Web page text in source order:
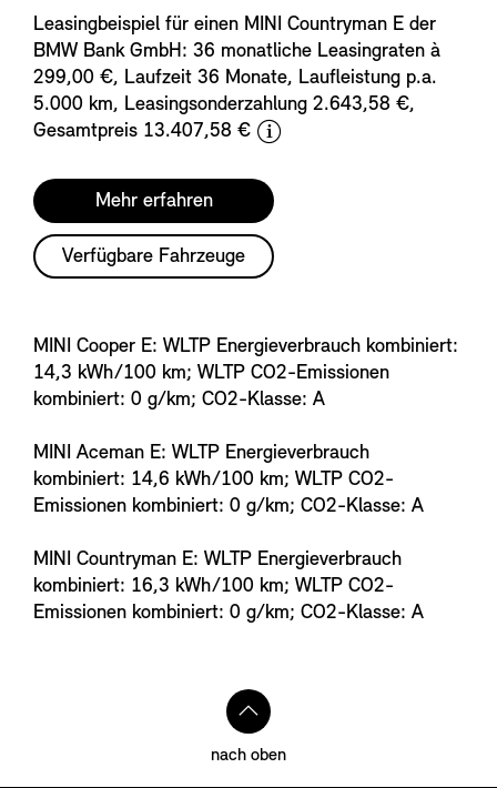
Leasingbeispiel für einen MINI Countryman E der
BMW Bank GmbH: 36 monatliche Leasingraten à
299,00 €, Laufzeit 36 Monate, Laufleistung p.a.
5.000 km, Leasingsonderzahlung 2.643,58 €,
Gesamtpreis 13.407,58 €
e
r
Mehr erfahren
Verfügbare Fahrzeuge
MINI Cooper E: WLTP Energieverbrauch kombiniert:
14,3 kWh/100 km; WLTP CO2-Emissionen
kombiniert: 0 g/km; CO2-Klasse: A
MINI Aceman E: WLTP Energieverbrauch
kombiniert: 14,6 kWh/100 km; WLTP CO2-
Emissionen kombiniert: 0 g/km; CO2-Klasse: A
MINI Countryman E: WLTP Energieverbrauch
kombiniert: 16,3 kWh/100 km; WLTP CO2-
Emissionen kombiniert: 0 g/km; CO2-Klasse: A
nach oben